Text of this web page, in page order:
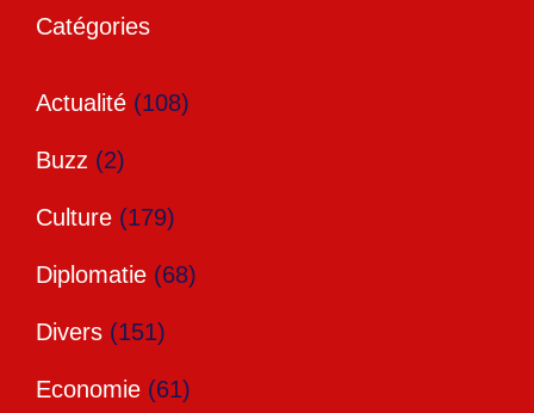
Catégories
Actualité (108)
Buzz (2)
Culture (179)
Diplomatie (68)
Divers (151)
Economie (61)